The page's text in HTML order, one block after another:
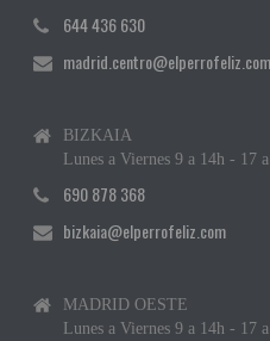
644 436 630
madrid.centro@elperrofeliz.com
BIZKAIA
Lunes a Viernes 9 a 14h - 17
690 878 368
bizkaia@elperrofeliz.com
MADRID OESTE
Lunes a Viernes 9 a 14h - 17